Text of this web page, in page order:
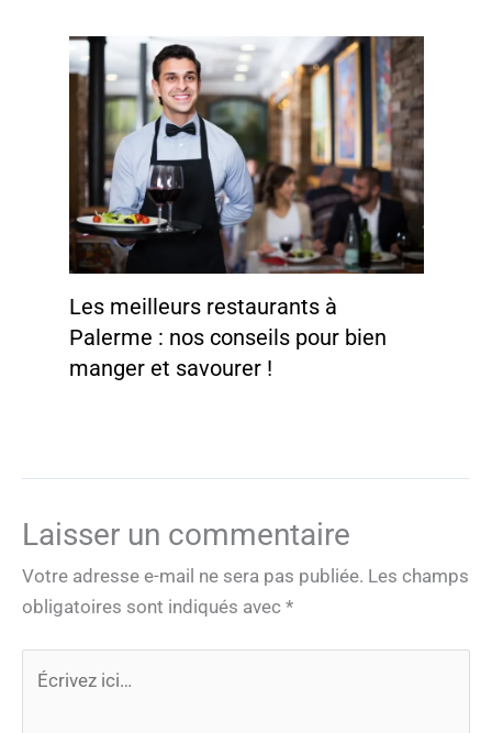
Les meilleurs restaurants à
Palerme : nos conseils pour bien
manger et savourer !
Laisser un commentaire
Votre adresse e-mail ne sera pas publiée. Les champs
obligatoires sont indiqués avec *